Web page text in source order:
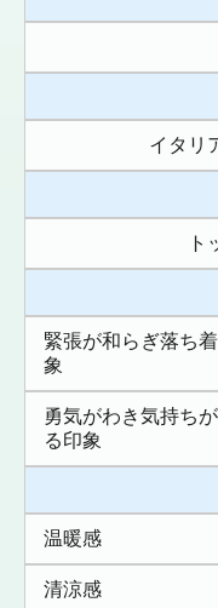
イタリ
ト
緊張が和らぎ落ち
象
勇気がわき気持ち
る印象
温暖感
清涼感